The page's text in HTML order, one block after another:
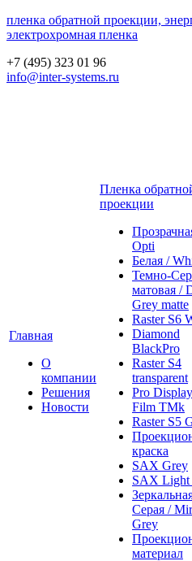
пленка обратной проекции,
электрохромная пленка
+7 (495) 323 01 96
info@inter-systems.ru
Главная
О
компании
Решения
Новости
Пленка
проекции
Opti
Белая /
Темно-
матовая /
Grey matte
Raster S6
Diamond
BlackPro
Raster S4
transparent
Pro Display
Film ТМk
Raster S5
краска
SAX Grey
SAX Light
Серая /
Grey
материал